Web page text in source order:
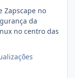
Zapscape no
da
no centro das